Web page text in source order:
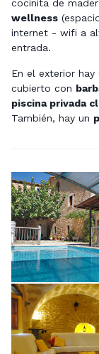
cocinita de
wellness
internet - wifi a
entrada.
En el exterior
cubierto con
piscina privada
También, hay un